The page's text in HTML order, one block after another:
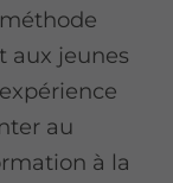
aux jeunes
au
à la